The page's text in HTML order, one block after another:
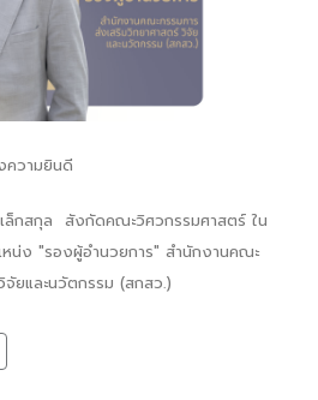
ความยินดี
ล็กสกุล สังกัดคณะวิศวกรรมศาสตร์ ใน
น่ง "รองผู้อำนวยการ" สำนักงานคณะ
ยและนวัตกรรม (สกสว.)